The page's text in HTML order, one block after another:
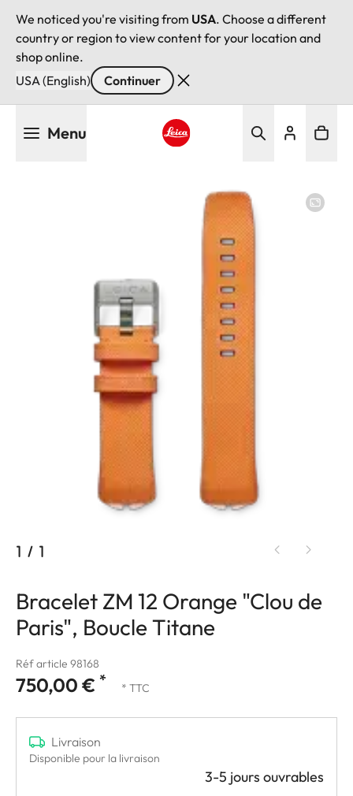
We noticed you're visiting from USA. Choose a different
country or region to view content for your location and
shop online.
USA (English)
Continuer
Menu
1 / 1
Bracelet ZM 12 Orange "Clou de
Paris", Boucle Titane
Réf article 98168
750,00 € * * TTC
Livraison
Disponible pour la livraison
3-5 jours ouvrables